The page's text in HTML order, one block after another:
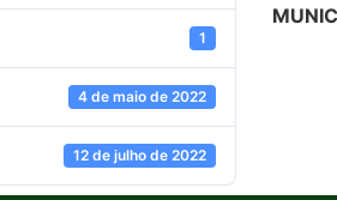
1
4 de maio de 2022
12 de julho de 2022